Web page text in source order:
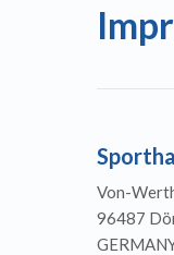
Von-
96487